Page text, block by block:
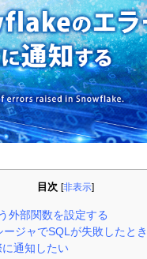
目次 [非表示]
外部関数を設定する
ージャでSQLが失敗したと
通知したい